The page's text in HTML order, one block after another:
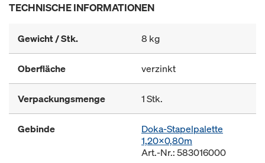
TECHNISCHE INFORMATIONEN
Gewicht / Stk. 8 kg
Oberfläche verzinkt
Verpackungsmenge 1 Stk.
Gebinde
Doka-Stapelpalette
1,20x0,80m
Art.-Nr.: 583016000